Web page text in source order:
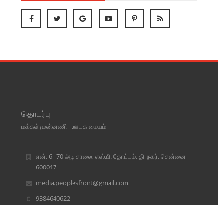
தொடர்பு
மக்கள் முன்னணி - ஊடக மையம்
என். 6 , 70 அடி சாலை, எஸ்.பி. தோட்டம், தி. நகர், சென்னை -
600017
media.peoplesfront@gmail.com
9384640622